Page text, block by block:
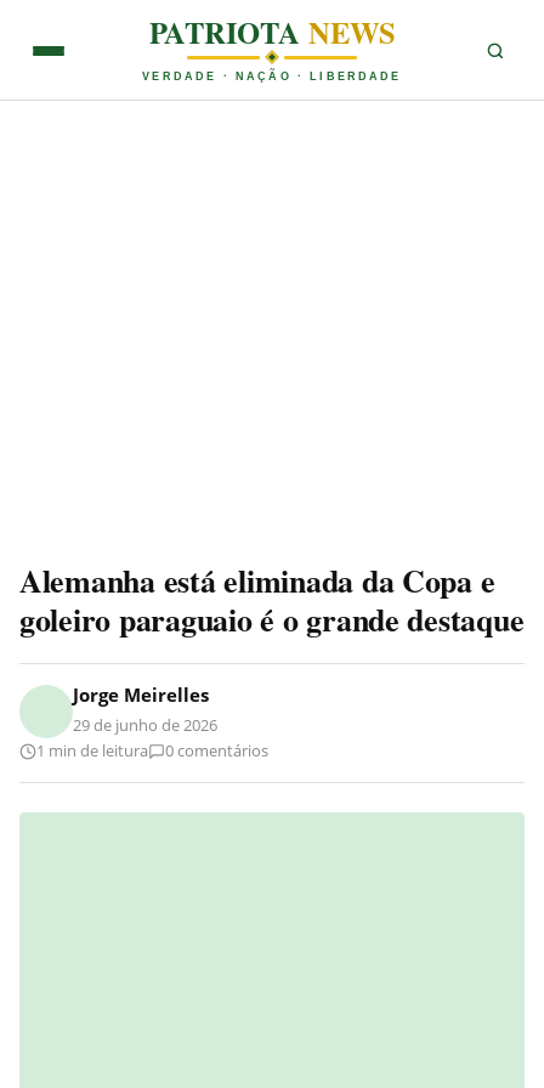
PATRIOTANEWS
VERDADE · NAÇÃO · LIBERDADE
Alemanha está eliminada da Copa e
goleiro paraguaio é o grande destaque
Jorge Meirelles
29 de junho de 2026
1 min de leitura
0 comentários